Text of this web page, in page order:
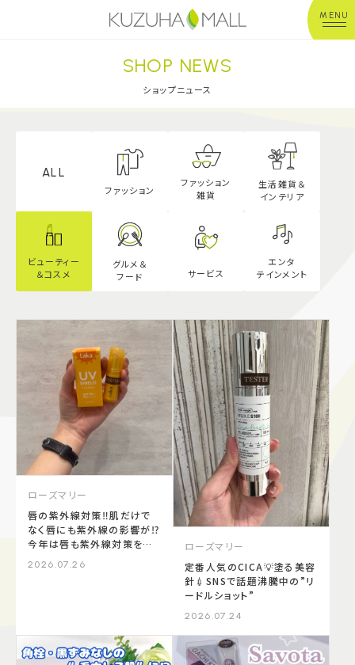
MENU
年中無休平 日：10:00~20:00
※店舗により異なる
グルメ＆フード
ショップニュース
イベント
キッズ＆ベビー
施設案内
アクセス＆駐車場
よくあるご質問
スタッフ募集
サイトマップ
プライバシーポリシー
Follow US
SHOP NEWS
ショップニュース
ALL
ファッション
ファッション
雑貨
生活雑貨＆
インテリア
ビューティー
＆コスメ
グルメ＆
フード
サービス
エンタ
テインメント
ローズマリー
唇の紫外線対策‼️肌だけで
なく唇にも紫外線の影響が⁉️
今年は唇も紫外線対策をす
2026.07.26
ローズマリー
定番人気のCICA💡塗る美容
針💉SNSで話題沸騰中の”リ
ードルショット”
2026.07.24